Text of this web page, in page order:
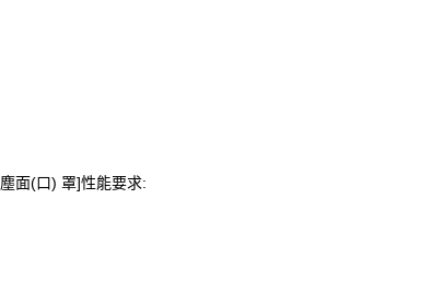
面(口) 罩]性能要求: